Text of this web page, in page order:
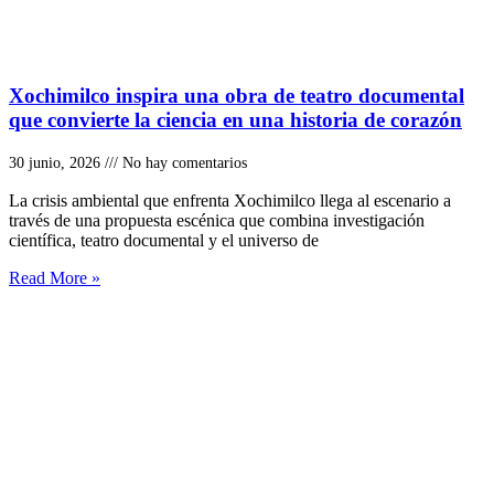
Xochimilco inspira una obra de teatro documental
que convierte la ciencia en una historia de corazón
30 junio, 2026 No hay comentarios
La crisis ambiental que enfrenta Xochimilco llega al escenario a
través de una propuesta escénica que combina investigación
científica, teatro documental y el universo de
Read More »